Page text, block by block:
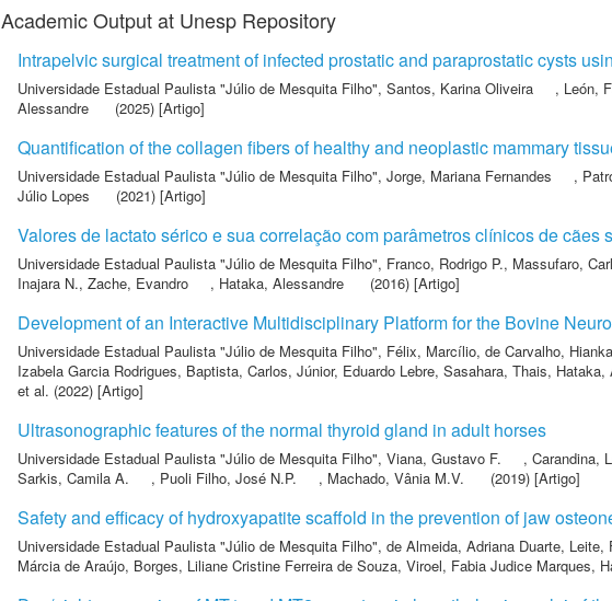
Academic Output at Unesp Repository
Intrapelvic surgical treatment of infected prostatic and paraprostatic cysts
Universidade Estadual Paulista "Júlio de Mesquita Filho", Santos, Karina Oliveira , León,
Alessandre
(2025) [Artigo]
Quantification of the collagen fibers of healthy and neoplastic mammary
Universidade Estadual Paulista "Júlio de Mesquita Filho", Jorge, Mariana Fernandes ,
Júlio Lopes
(2021) [Artigo]
Valores de lactato sérico e sua correlação com parâmetros clínicos de
Universidade Estadual Paulista "Júlio de Mesquita Filho", Franco, Rodrigo P., Massufaro,
Inajara N., Zache, Evandro , Hataka, Alessandre (2016) [Artigo]
Development of an Interactive Multidisciplinary Platform for the Bovine
Universidade Estadual Paulista "Júlio de Mesquita Filho", Félix, Marcílio, de Carvalho,
Izabela Garcia Rodrigues, Baptista, Carlos, Júnior, Eduardo Lebre, Sasahara, Thais, Hataka,
et al. (2022) [Artigo]
Ultrasonographic features of the normal thyroid gland in adult horses
Universidade Estadual Paulista "Júlio de Mesquita Filho", Viana, Gustavo F. , Carandina,
Sarkis, Camila A.
, Puoli Filho, José N.P. , Machado, Vânia M.V. (2019) [Artigo]
Safety and efficacy of hydroxyapatite scaffold in the prevention of jaw
Universidade Estadual Paulista "Júlio de Mesquita Filho", de Almeida, Adriana Duarte, Leite,
Márcia de Araújo, Borges, Liliane Cristine Ferreira de Souza, Viroel, Fabia Judice Marques,